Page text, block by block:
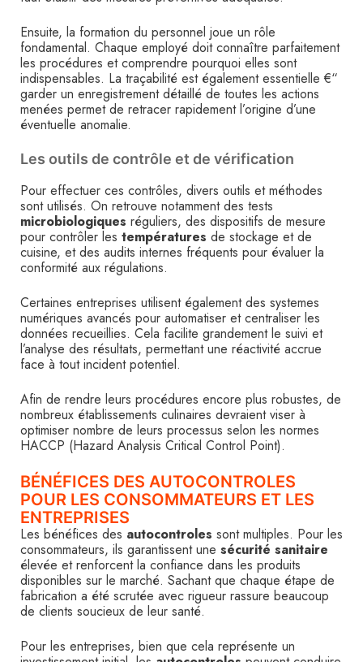
Ensuite, la formation du personnel joue un rôle
fondamental. Chaque employé doit connaître parfaitement
les procédures et comprendre pourquoi elles sont
indispensables. La traçabilité est également essentielle €“
garder un enregistrement détaillé de toutes les actions
menées permet de retracer rapidement l’origine d’une
éventuelle anomalie.
Les outils de contrôle et de vérification
Pour effectuer ces contrôles, divers outils et méthodes
sont utilisés. On retrouve notamment des tests
microbiologiques réguliers, des dispositifs de mesure
pour contrôler les températures de stockage et de
cuisine, et des audits internes fréquents pour évaluer la
conformité aux régulations.
Certaines entreprises utilisent également des systemes
numériques avancés pour automatiser et centraliser les
données recueillies. Cela facilite grandement le suivi et
l’analyse des résultats, permettant une réactivité accrue
face à tout incident potentiel.
Afin de rendre leurs procédures encore plus robustes, de
nombreux établissements culinaires devraient viser à
optimiser nombre de leurs processus selon les normes
HACCP (Hazard Analysis Critical Control Point).
BÉNÉFICES DES AUTOCONTROLES
POUR LES CONSOMMATEURS ET LES
ENTREPRISES
Les bénéfices des autocontroles sont multiples. Pour les
consommateurs, ils garantissent une sécurité sanitaire
élevée et renforcent la confiance dans les produits
disponibles sur le marché. Sachant que chaque étape de
fabrication a été scrutée avec rigueur rassure beaucoup
de clients soucieux de leur santé.
Pour les entreprises, bien que cela représente un